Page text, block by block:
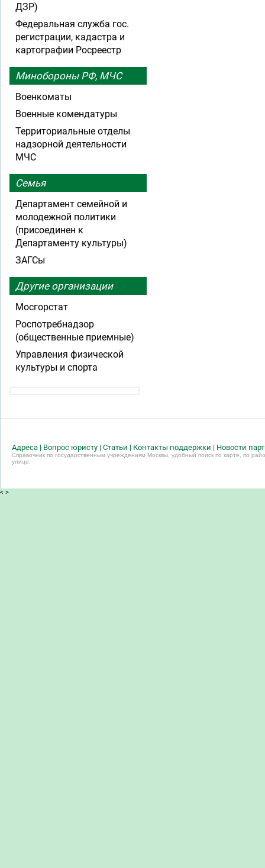
ДЗР)
Федеральная служба гос.
регистрации, кадастра и
картографии Росреестр
Минобороны РФ, МЧС
Военкоматы
Военные комендатуры
Территориальные отделы
надзорной деятельности
МЧС
Семья
Департамент семейной и
молодежной политики
(присоединен к
Департаменту культуры)
ЗАГСы
Другие организации
Мосгорстат
Роспотребнадзор
(общественные приемные)
Управления физической
культуры и спорта
Адреса | Вопрос юристу | Статьи | Контакты поддержки | Новости
Справочник по государственным учреждениям Москвы, удобный поиск по карте, по
улице.
< >